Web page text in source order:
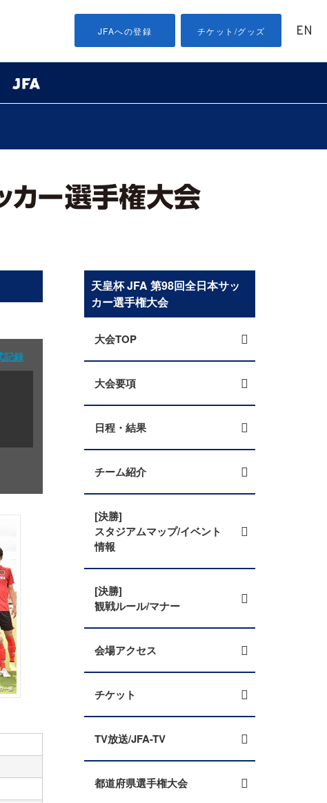
JFAへの登録 チケット/グッズ EN
記録
天皇杯 JFA 第98回全日本サッ
カー選手権大会
大会TOP
大会要項
日程・結果
チーム紹介
[決勝]
スタジアムマップ/イベント
情報
[決勝]
観戦ルール/マナー
会場アクセス
チケット
TV放送/JFA-TV
都道府県選手権大会